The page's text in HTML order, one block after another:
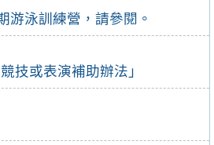
游泳訓練營，請參閱。
技或表演補助辦法」